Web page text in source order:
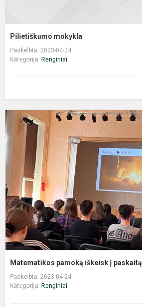
Pilietiškumo mokykla
Paskelbta: 2023-04-24
Kategorija: Renginiai
Matematikos pamoką iškeisk į paskaitą
Paskelbta: 2023-04-24
Kategorija: Renginiai